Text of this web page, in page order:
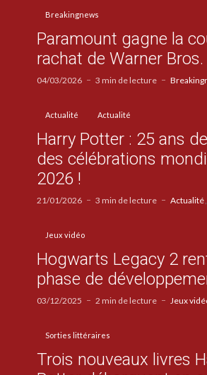
Breakingnews
Paramount gagne la
rachat de Warner Bros.
04/03/2026 3 min de lecture
Actualité Actualité
Harry Potter : 25 ans
des célébrations
2026 !
21/01/2026 3 min de lecture Actualité
Jeux vidéo
Hogwarts Legacy 2
phase de
03/12/2025 2 min de lecture Jeux
Sorties littéraires
Trois nouveaux livres